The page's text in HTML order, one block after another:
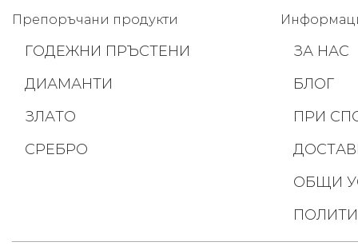
Препоръчани продукти
ГОДЕЖНИ ПРЪСТЕНИ
ДИАМАНТИ
ЗЛАТО
СРЕБРО
ЗА НАС
БЛОГ
ПРИ
ОБЩИ